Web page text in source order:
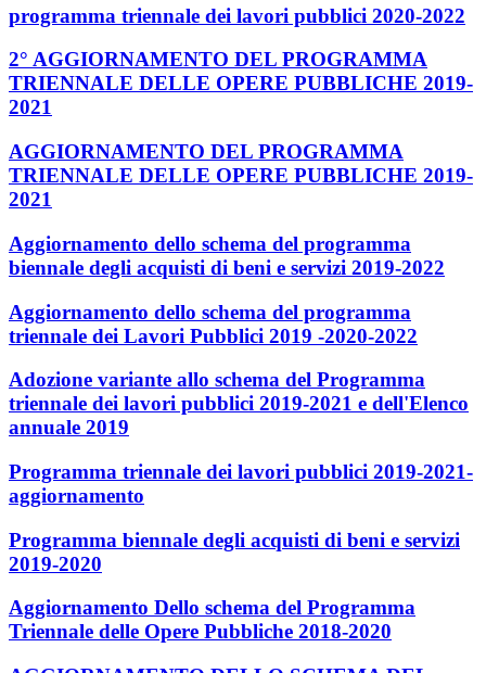
programma triennale dei lavori pubblici 2020-2022
2° AGGIORNAMENTO DEL PROGRAMMA
TRIENNALE DELLE OPERE PUBBLICHE 2019-
2021
AGGIORNAMENTO DEL PROGRAMMA
TRIENNALE DELLE OPERE PUBBLICHE 2019-
2021
Aggiornamento dello schema del programma
biennale degli acquisti di beni e servizi 2019-2022
Aggiornamento dello schema del programma
triennale dei Lavori Pubblici 2019 -2020-2022
Adozione variante allo schema del Programma
triennale dei lavori pubblici 2019-2021 e dell'Elenco
annuale 2019
Programma triennale dei lavori pubblici 2019-2021-
aggiornamento
Programma biennale degli acquisti di beni e servizi
2019-2020
Aggiornamento Dello schema del Programma
Triennale delle Opere Pubbliche 2018-2020